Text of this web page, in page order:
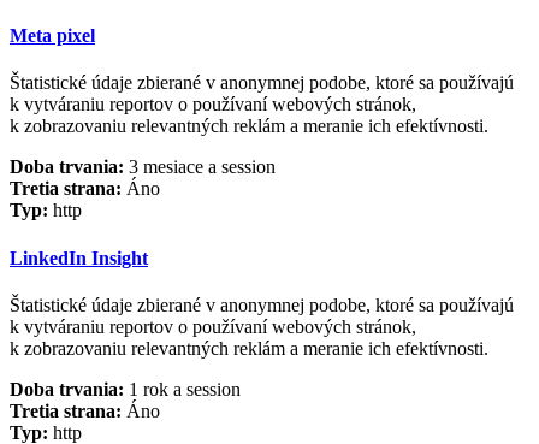
Meta pixel
Štatistické údaje zbierané v anonymnej podobe, ktoré sa používajú
k vytváraniu reportov o používaní webových stránok,
k zobrazovaniu relevantných reklám a meranie ich efektívnosti.
Doba trvania: 3 mesiace a session
Tretia strana: Áno
Typ: http
LinkedIn Insight
Štatistické údaje zbierané v anonymnej podobe, ktoré sa používajú
k vytváraniu reportov o používaní webových stránok,
k zobrazovaniu relevantných reklám a meranie ich efektívnosti.
Doba trvania: 1 rok a session
Tretia strana: Áno
Typ: http